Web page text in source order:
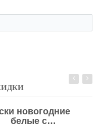
новогодние
белые с